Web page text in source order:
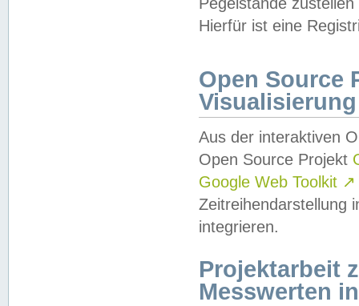
Hierfür ist eine
Open Source
Visualisierung
Aus der interaktiven
Open Source Projekt
Google Web Toolkit ↗
Zeitreihendarstellung
integrieren.
Projektarbeit
Messwerten